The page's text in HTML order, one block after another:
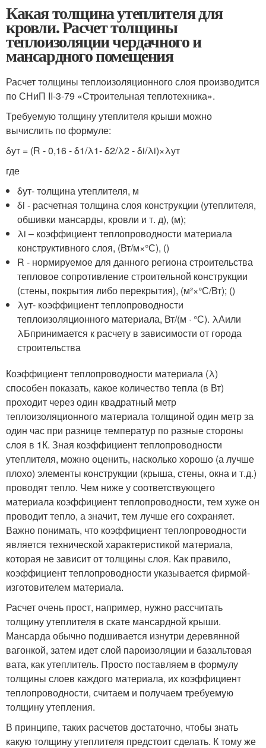
Какая толщина утеплителя для
кровли. Расчет толщины
теплоизоляции чердачного и
мансардного помещения
Расчет толщины теплоизоляционного слоя производится
по СНиП II-3-79 «Строительная теплотехника».
Требуемую толщину утеплителя крыши можно
вычислить по формуле:
δут = (R - 0,16 - δ1/λ1- δ2/λ2 - δi/λi)×λут
где
δут- толщина утеплителя, м
δi - расчетная толщина слоя конструкции (утеплителя,
обшивки мансарды, кровли и т. д), (м);
λi – коэффициент теплопроводности материала
конструктивного слоя, (Вт/м×°С), ()
R - нормируемое для данного региона строительства
тепловое сопротивление строительной конструкции
(стены, покрытия либо перекрытия), (м²×°С/Вт); ()
λут- коэффициент теплопроводности
теплоизоляционного материала, Вт/(м · °С). λАили
λБпринимается к расчету в зависимости от города
строительства
Коэффициент теплопроводности материала (λ)
способен показать, какое количество тепла (в Вт)
проходит через один квадратный метр
теплоизоляционного материала толщиной один метр за
один час при разнице температур по разные стороны
слоя в 1К. Зная коэффициент теплопроводности
утеплителя, можно оценить, насколько хорошо (а лучше
плохо) элементы конструкции (крыша, стены, окна и т.д.)
проводят тепло. Чем ниже у соответствующего
материала коэффициент теплопроводности, тем хуже он
проводит тепло, а значит, тем лучше его сохраняет.
Важно понимать, что коэффициент теплопроводности
является технической характеристикой материала,
которая не зависит от толщины слоя. Как правило,
коэффициент теплопроводности указывается фирмой-
изготовителем материала.
Расчет очень прост, например, нужно рассчитать
толщину утеплителя в скате мансардной крыши.
Мансарда обычно подшивается изнутри деревянной
вагонкой, затем идет слой пароизоляции и базальтовая
вата, как утеплитель. Просто поставляем в формулу
толщины слоев каждого материала, их коэффициент
теплопроводности, считаем и получаем требуемую
толщину утепления.
В принципе, таких расчетов достаточно, чтобы знать
какую толщину утеплителя предстоит сделать. К тому же